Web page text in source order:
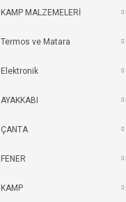
KAMP MALZEMELERİ
Termos ve Matara
Elektronik
AYAKKABI
ÇANTA
FENER
KAMP